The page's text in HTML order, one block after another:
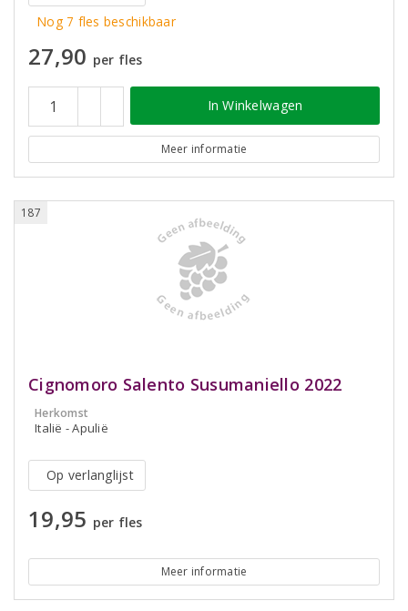
Nog 7 fles beschikbaar
27,90 per fles
In Winkelwagen
Meer informatie
187
Cignomoro Salento Susumaniello 2022
Herkomst
Italië - Apulië
Op verlanglijst
19,95 per fles
Meer informatie